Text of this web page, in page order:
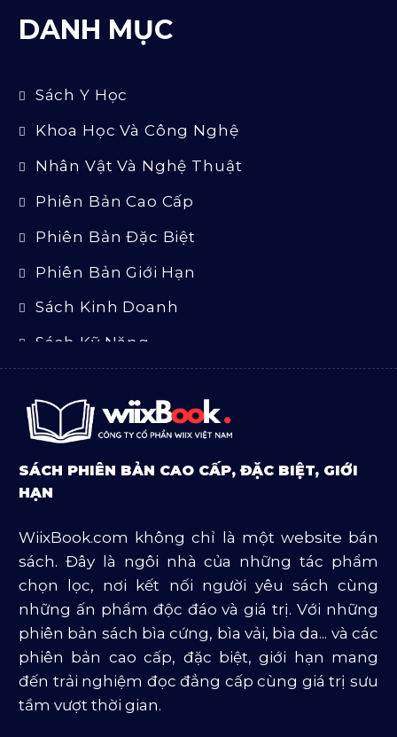
DANH MỤC
Sách Y Học
Khoa Học Và Công Nghệ
Nhân Vật Và Nghệ Thuật
Phiên Bản Cao Cấp
Phiên Bản Đặc Biệt
Phiên Bản Giới Hạn
Sách Kinh Doanh
Sách Kỹ Năng
Sách Ngoại Văn
Sách Tôn Giáo
Sản Phẩm Mở Bán
Văn Học Và Lịch Sử
SÁCH PHIÊN BẢN CAO CẤP, ĐẶC BIỆT, GIỚI
HẠN
WiixBook.com không chỉ là một website bán
sách. Đây là ngôi nhà của những tác phẩm
chọn lọc, nơi kết nối người yêu sách cùng
những ấn phẩm độc đáo và giá trị. Với những
phiên bản sách bìa cứng, bìa vải, bìa da... và các
phiên bản cao cấp, đặc biệt, giới hạn mang
đến trải nghiệm đọc đẳng cấp cùng giá trị sưu
tầm vượt thời gian.